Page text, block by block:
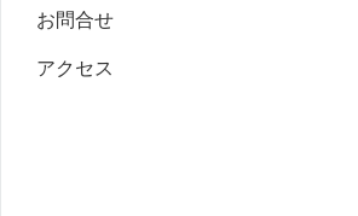
お問合せ
アクセス